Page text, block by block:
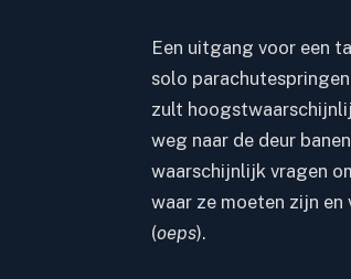
Een uitgang voor een
solo
zult
weg naar de deur
waarschijnlijk vragen
waar ze moeten zijn
(oeps).